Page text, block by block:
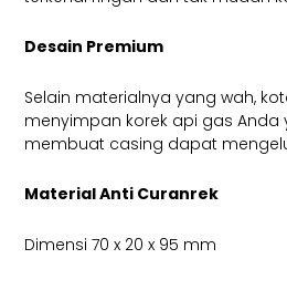
Desain Premium
Selain materialnya yang wah,
menyimpan korek api gas
membuat casing dapat
Material Anti Curanrek
Dimensi 70 x 20 x 95 mm